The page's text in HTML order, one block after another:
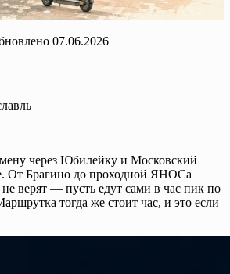
07.06.2026
через Юбилейку и Московский
От Брагино до проходной ЯНОСа
не верят — пусть едут сами в час пик по
тогда же стоит час, и это если